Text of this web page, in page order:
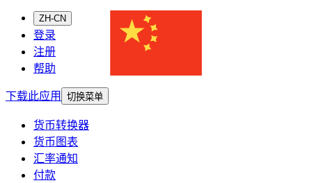
ZH-CN
登录
注册
帮助
下载此应用
切换菜单
货币转换器
货币图表
汇率通知
付款